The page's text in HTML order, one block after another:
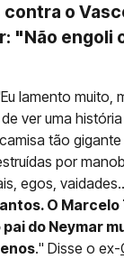
o
"Não engoli
lamento muito,
ver uma
tão
por
egos,
O
do Neymar
." Disse o ex-